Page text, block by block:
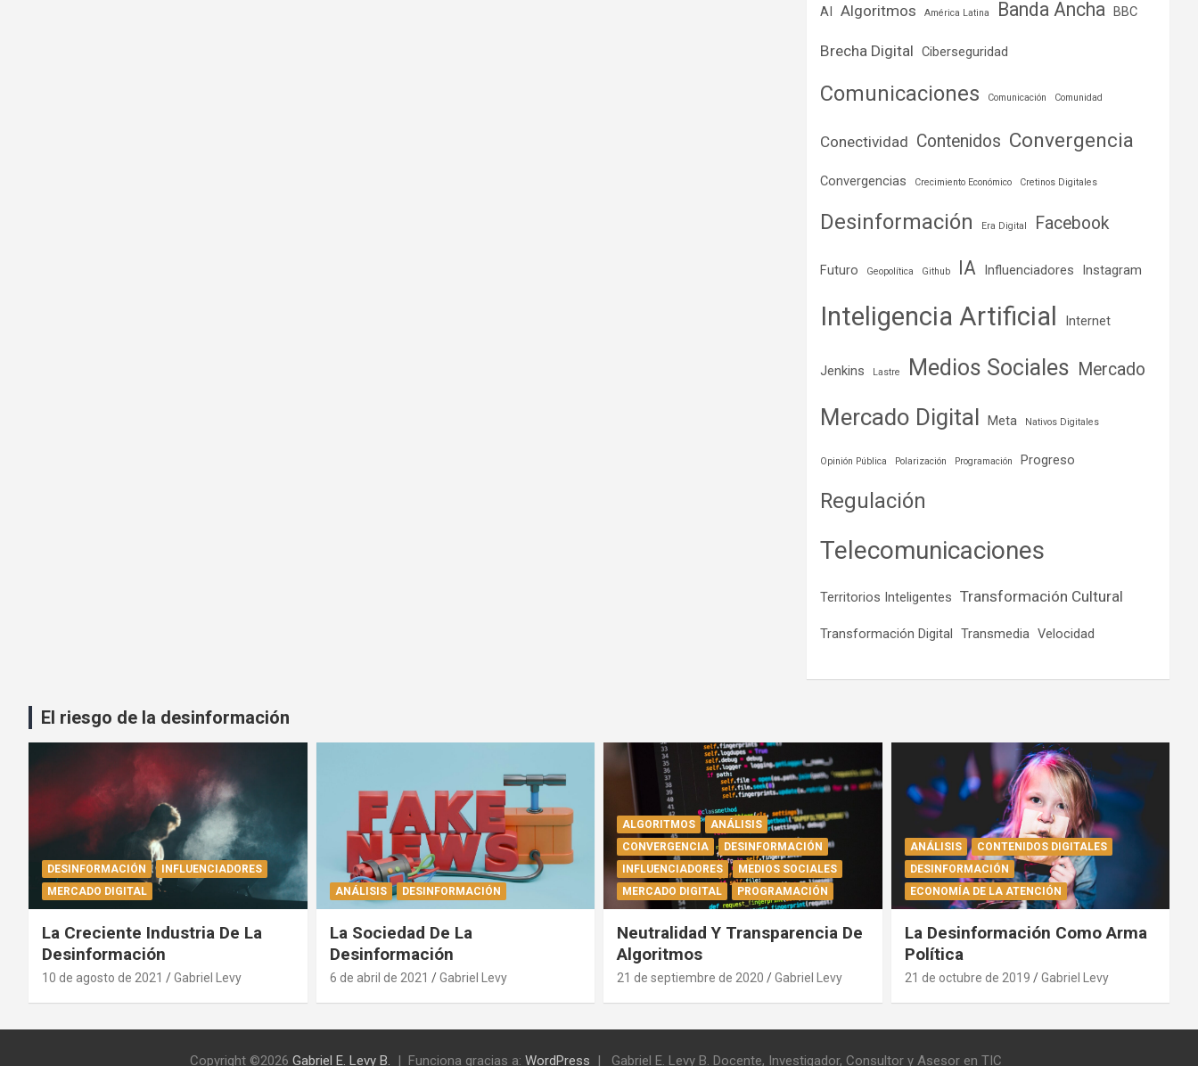
AI Algoritmos América Latina Banda Ancha BBC
Brecha Digital Ciberseguridad
Comunicaciones Comunicación Comunidad
Conectividad Contenidos Convergencia
Convergencias Crecimiento Económico Cretinos Digitales
Desinformación Era Digital Facebook
Futuro Geopolítica Github IA Influenciadores Instagram
Inteligencia Artificial Internet
Jenkins Lastre Medios Sociales Mercado
Mercado Digital Meta Nativos Digitales
Opinión Pública Polarización Programación Progreso
Regulación
Telecomunicaciones
Territorios Inteligentes Transformación Cultural
Transformación Digital Transmedia Velocidad
El riesgo de la desinformación
DESINFORMACIÓN
INFLUENCIADORES
MERCADO DIGITAL
La Creciente Industria De La
Desinformación
10 de agosto de 2021 Gabriel Levy
ANÁLISIS DESINFORMACIÓN
La Sociedad De La
Desinformación
6 de abril de 2021 Gabriel Levy
ALGORITMOS
ANÁLISIS
CONVERGENCIA
DESINFORMACIÓN
INFLUENCIADORES
MEDIOS SOCIALES
MERCADO DIGITAL
PROGRAMACIÓN
Neutralidad Y Transparencia De
Algoritmos
21 de septiembre de 2020 Gabriel Levy
ANÁLISIS
CONTENIDOS DIGITALES
DESINFORMACIÓN
ECONOMÍA DE LA ATENCIÓN
La Desinformación Como Arma
Política
21 de octubre de 2019 Gabriel Levy
Copyright ©2026 Gabriel E. Levy B. Funciona gracias a: WordPress Gabriel E. Levy B. Docente, Investigador, Consultor y Asesor en TIC